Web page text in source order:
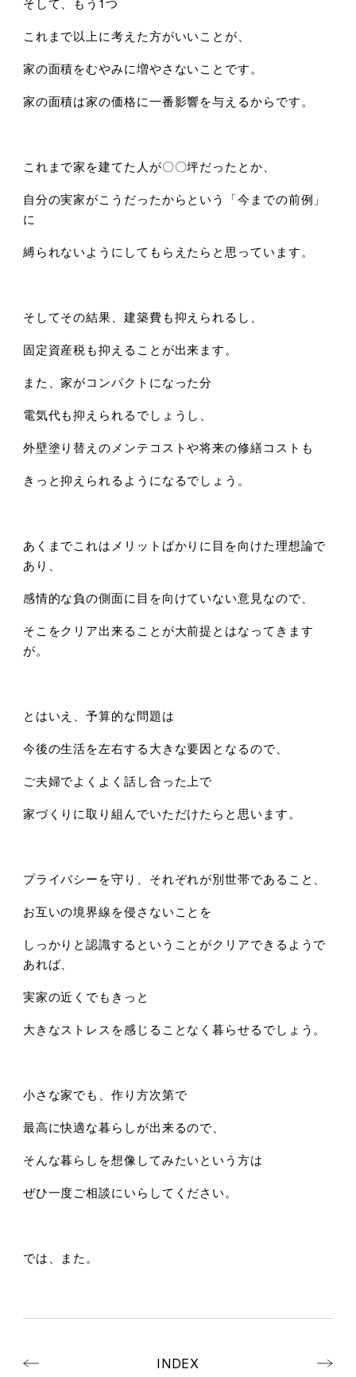
これまで以上に考えた方がいいことが、
家の面積をむやみに増やさないことです。
家の面積は家の価格に一番影響を与えるからです。
これまで家を建てた人が〇〇坪だったとか、
自分の実家がこうだったからという「今までの前例」
に
縛られないようにしてもらえたらと思っています。
そしてその結果、建築費も抑えられるし、
固定資産税も抑えることが出来ます。
また、家がコンパクトになった分
電気代も抑えられるでしょうし、
外壁塗り替えのメンテコストや将来の修繕コストも
きっと抑えられるようになるでしょう。
あくまでこれはメリットばかりに目を向けた理想論で
あり、
感情的な負の側面に目を向けていない意見なので、
そこをクリア出来ることが大前提とはなってきます
が。
とはいえ、予算的な問題は
今後の生活を左右する大きな要因となるので、
ご夫婦でよくよく話し合った上で
家づくりに取り組んでいただけたらと思います。
プライバシーを守り、それぞれが別世帯であること、
お互いの境界線を侵さないことを
しっかりと認識するということがクリアできるようで
あれば、
実家の近くでもきっと
大きなストレスを感じることなく暮らせるでしょう。
小さな家でも、作り方次第で
最高に快適な暮らしが出来るので、
そんな暮らしを想像してみたいという方は
ぜひ一度ご相談にいらしてください。
では、また。
INDEX